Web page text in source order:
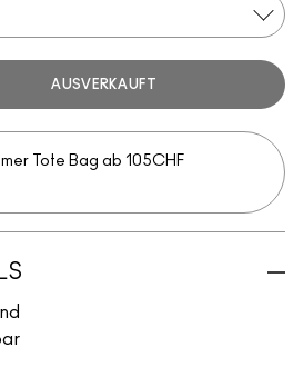
AUSVERKAUFT
Tote Bag ab 105CHF